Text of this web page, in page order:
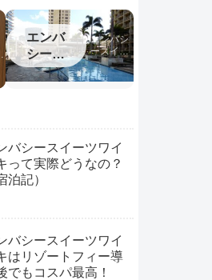
エンバ
シース
イーツ
エンバシ
ースイー
ツワイキ
キ宿泊記
バシースイーツワイ
って実際どうなの？
泊記）
バシースイーツワイ
はリゾートフィー導
でもコスパ最高！